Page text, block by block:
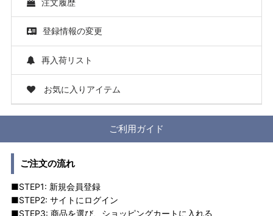
登録情報の変更
再入荷リスト
お気に入りアイテム
ご利用ガイド
ご注文の流れ
■STEP1: 新規会員登録
■STEP2: サイトにログイン
■STEP3: 商品を選び、ショッピングカートに入れる